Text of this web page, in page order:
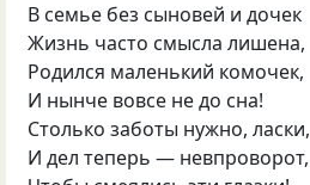
В семье без сыновей и дочек
Жизнь часто смысла лишена,
Родился маленький комочек,
И нынче вовсе не до сна!
Столько заботы нужно, ласки,
И дел теперь — невпроворот,